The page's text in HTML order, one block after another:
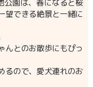
公園は、春になると桜
望できる絶景と一緒に
んとのお散歩にもぴっ
るので、愛犬連れのお